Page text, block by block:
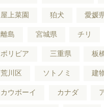
屋上菜園 狛犬 愛媛
離島 宮城県 チリ
ボリビア 三重県 板
荒川区 ソトノミ 建
カウボーイ カナダ